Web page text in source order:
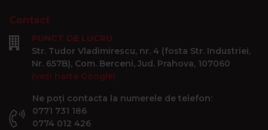
Contact
PUNCT DE LUCRU
Str. Tudor Vladimirescu, nr. 4 (fosta Str. Industriei,
Nr. 657B), Com. Berceni, Jud. Prahova, 107060
(vezi harta Google)
Ne poți contacta la numerele de telefon:
0771 731 186
0774 012 426